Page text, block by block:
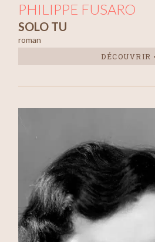
PHILIPPE FUSARO
SOLO TU
roman
DÉCOUVRIR